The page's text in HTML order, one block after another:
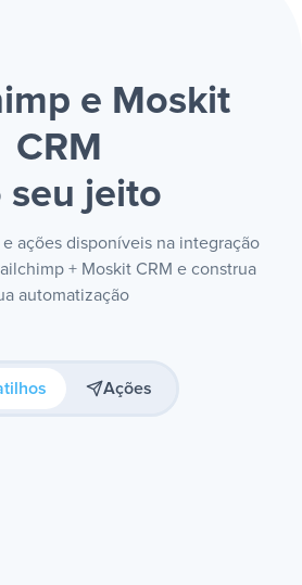
e Moskit
CRM
seu jeito
ações disponíveis na integração
+ Moskit CRM e construa
automatização
Ações